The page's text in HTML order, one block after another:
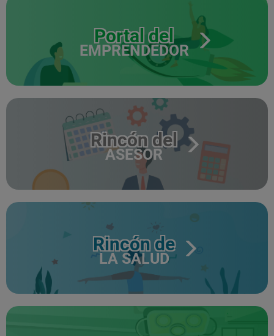
Portal del
EMPRENDEDOR
Rincón del
ASESOR
Rincón de
LA SALUD